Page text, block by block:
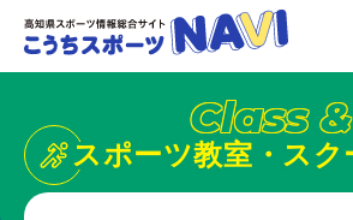
Class
スポーツ教室・スク